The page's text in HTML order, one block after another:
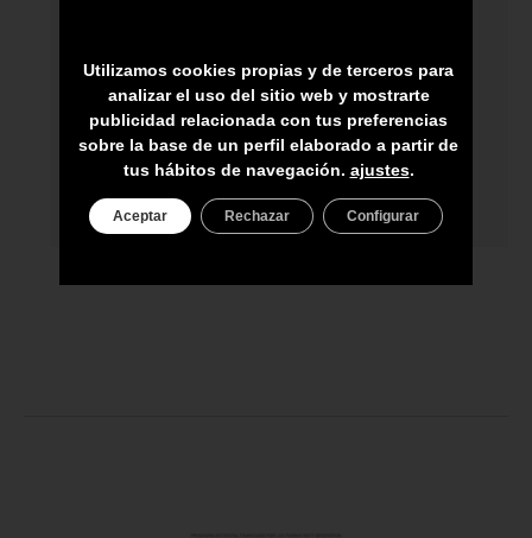
ARTESANOS
ENVÍO A TODA CANARIAS
ASESORAMIENTO PERSONAL
PRECIO DEL PRODUCTO NO INCLUYE
IGIC
Utilizamos cookies propias y de terceros para
analizar el uso del sitio web y mostrarte
publicidad relacionada con tus preferencias
sobre la base de un perfil elaborado a partir de
tus hábitos de navegación. ajustes.
Aceptar Rechazar Configurar